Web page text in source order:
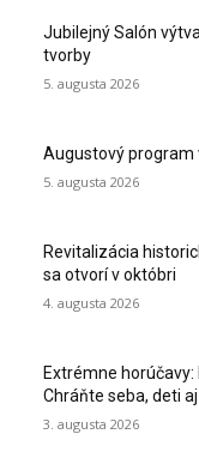
Jubilejný Salón
tvorby
5. augusta 2026
Augustový program
5. augusta 2026
Revitalizácia
sa otvorí v októbri
4. augusta 2026
Extrémne horúčavy:
Chráňte seba, deti
3. augusta 2026